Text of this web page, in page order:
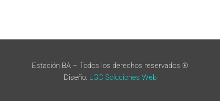
Estación BA – Todos los derechos reservados ®
Diseño: LGC Soluciones Web